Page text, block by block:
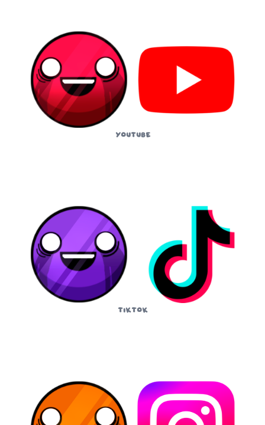
YouTube
TikTok